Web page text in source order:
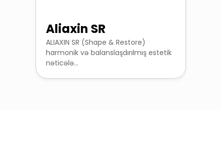
Aliaxin SR
ALIAXIN SR (Shape & Restore)
harmonik və balanslaşdırılmış estetik
nəticələ...